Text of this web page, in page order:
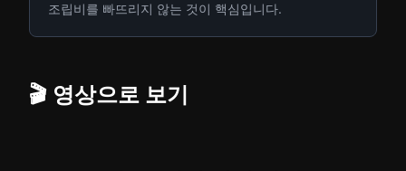
조립비를 빠뜨리지 않는 것이 핵심입니다.
🎬 영상으로 보기